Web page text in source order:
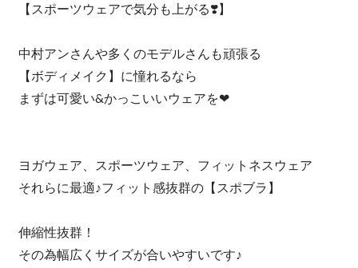
【スポーツウェアで気分も上がる❣️】
中村アンさんや多くのモデルさんも頑張る
【ボディメイク】に憧れるなら
まずは可愛い&かっこいいウェアを❤︎
ヨガウェア、スポーツウェア、フィットネスウェア
それらに最適♪フィット感抜群の【スポブラ】
伸縮性抜群！
その為幅広くサイズが合いやすいです♪